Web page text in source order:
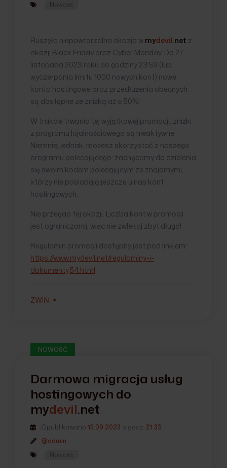
Nowość
Ruszyła niepowtarzalna okazja w mydevil .net z
okazji Black Friday oraz Cyber Monday. Do 27
listopada 2023 roku do godziny 23:59 (lub
wyczerpania limitu 1000 nowych kont) nowe
konta hostingowe oraz przedłużenia obecnych
są dostępne ze zniżką aż o 50%!
W trakcie trwania tej wyjątkowej promocji, zniżki
z programu lojalnościowego są nieaktywne.
Niemniej jednak, możesz skorzystać z naszego
programu polecającego: zachęcamy do dzielenia
się swoim kodem polecającym ze znajomymi,
którzy nie posiadają jeszcze u nas kont
hostingowych.
Nie przegap tej okazji. Liczba kont w promocji
jest ograniczona, więc nie zwlekaj zbyt długo!
Regulamin promocji dostępny jest pod linkiem:
https://www.mydevil.net/regulaminy-i-
dokumenty,54.html
ZWIŃ
NOWOŚĆ
Darmowa migracja usług
hostingowych do
mydevil.net
Opublikowano 13.09.2023 o godz. 21:33
@admin
Nowość